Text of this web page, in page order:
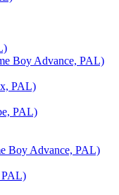
Boy Advance, PAL)
PAL)
PAL)
Boy Advance, PAL)
PAL)